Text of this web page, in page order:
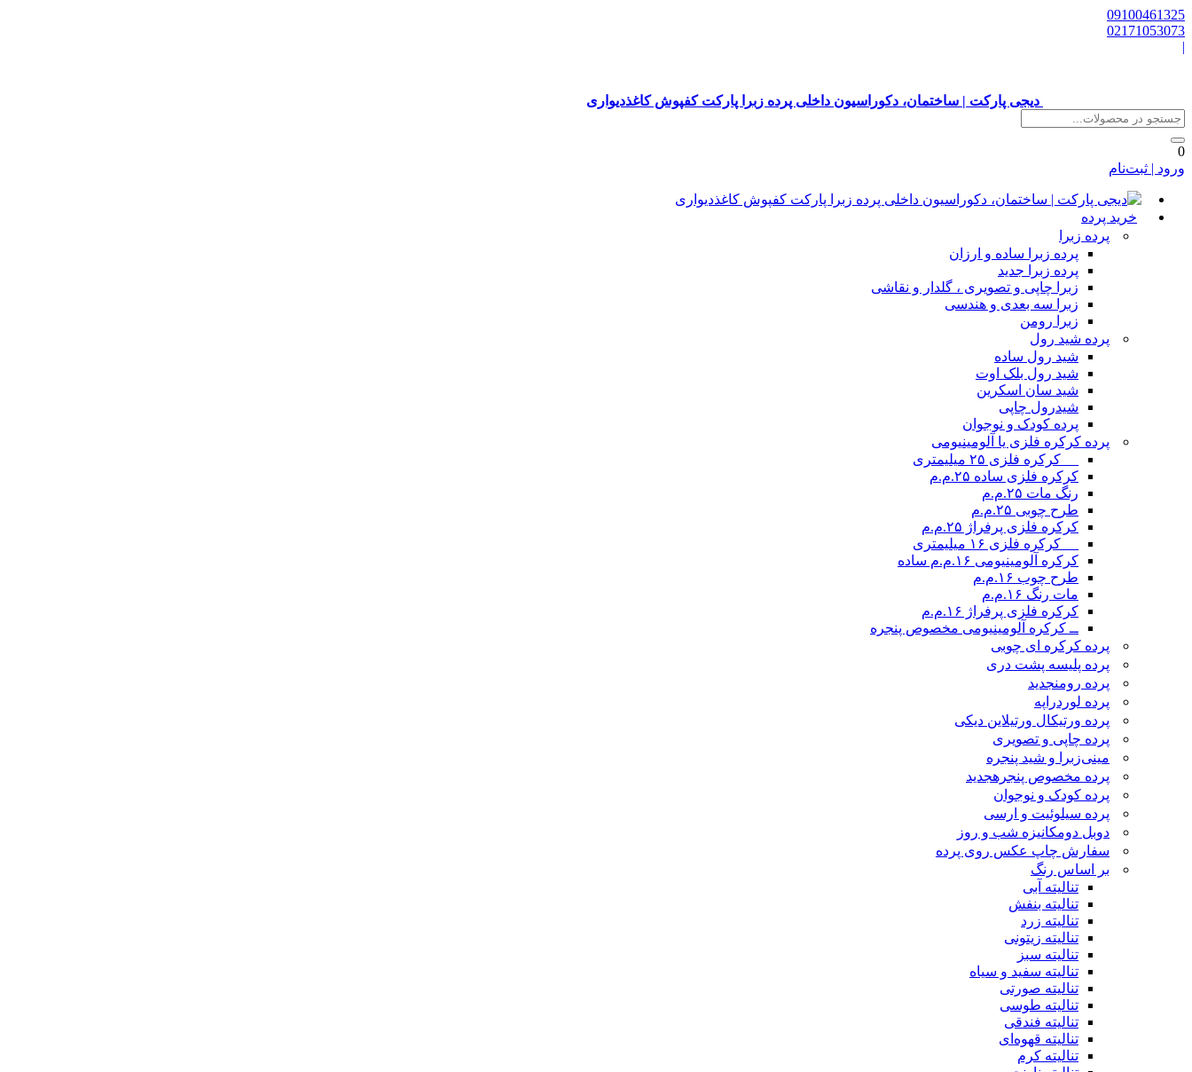
09100461325
02171053073
|
دیجی پارکت | ساختمان، دکوراسیون داخلی پرده زبرا پارکت کفپوش کاغذدیواری
0
ورود | ثبت‌نام
خرید پرده
پرده زبرا
پرده زبرا ساده و ارزان
پرده زبرا جدید
زبرا چاپی و تصویری ، گلدار و نقاشی
زبرا سه بعدی و هندسی
زبرا رومن
پرده شید رول
شید رول ساده
شید رول بلک اوت
شید سان اسکرین
شیدرول چاپی
پرده کودک و نوجوان
پرده کرکره فلزی یا آلومینیومی
__ کرکره فلزی ۲۵ میلیمتری
کرکره فلزی ساده ۲۵.م.م
رنگ مات ۲۵.م.م
طرح چوبی ۲۵.م.م
کرکره فلزی پرفراژ ۲۵.م.م
__ کرکره فلزی ۱۶ میلیمتری
کرکره آلومینیومی ۱۶.م.م ساده
طرح چوب ۱۶.م.م
مات رنگ ۱۶.م.م
کرکره فلزی پرفراژ ۱۶.م.م
ــ کرکره آلومینیومی مخصوص پنجره
پرده کرکره ای چوبی
پرده پلیسه پشت دری
پرده رومنجدید
پرده لوردراپه
پرده ورتیکال ورتیلاین دیکی
پرده چاپی و تصویری
مینی‌زبرا و شید پنجره
پرده مخصوص پنجرهجدید
پرده کودک و نوجوان
پرده سیلوئیت و ارسی
دوبل دومکانیزه شب و روز
سفارش چاپ عکس روی پرده
بر اساس رنگ
تنالیته آبی
تنالیته بنفش
تنالیته زرد
تنالیته زیتونی
تنالیته سبز
تنالیته سفید و سیاه
تنالیته صورتی
تنالیته طوسی
تنالیته فندقی
تنالیته قهوه‌ای
تنالیته کرم